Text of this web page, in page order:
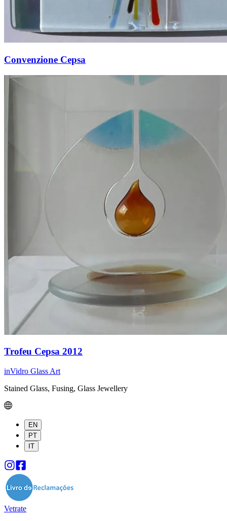
Convenzione Cepsa
Trofeu Cepsa 2012
inVidro Glass Art
Stained Glass, Fusing, Glass Jewellery
EN
PT
IT
Vetrate